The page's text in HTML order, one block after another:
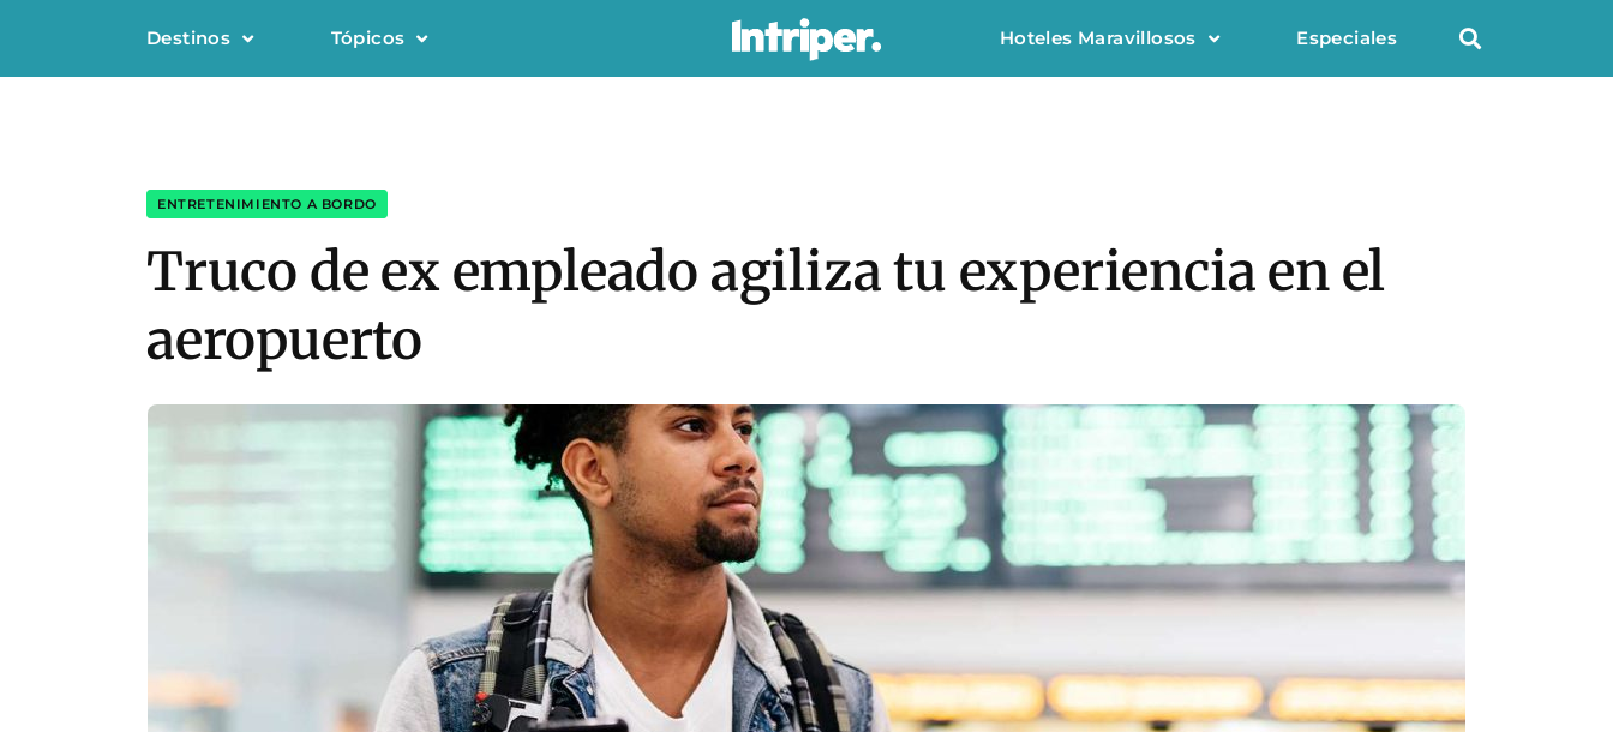
Destinos Tópicos Hoteles Maravillosos Especiales
ENTRETENIMIENTO A BORDO
Truco de ex empleado agiliza tu experiencia en el
aeropuerto